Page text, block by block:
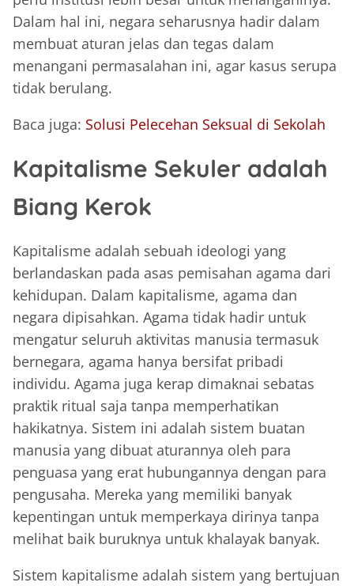
Dalam hal ini, negara seharusnya hadir dalam
membuat aturan jelas dan tegas dalam
menangani permasalahan ini, agar kasus serupa
tidak berulang.
Baca juga: Solusi Pelecehan Seksual di Sekolah
Kapitalisme Sekuler adalah
Biang Kerok
Kapitalisme adalah sebuah ideologi yang
berlandaskan pada asas pemisahan agama dari
kehidupan. Dalam kapitalisme, agama dan
negara dipisahkan. Agama tidak hadir untuk
mengatur seluruh aktivitas manusia termasuk
bernegara, agama hanya bersifat pribadi
individu. Agama juga kerap dimaknai sebatas
praktik ritual saja tanpa memperhatikan
hakikatnya. Sistem ini adalah sistem buatan
manusia yang dibuat aturannya oleh para
penguasa yang erat hubungannya dengan para
pengusaha. Mereka yang memiliki banyak
kepentingan untuk memperkaya dirinya tanpa
melihat baik buruknya untuk khalayak banyak.
Sistem kapitalisme adalah sistem yang bertujuan